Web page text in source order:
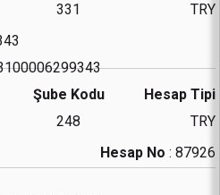
331
TRY
Şube Kodu
248
Hesap Tipi
TRY
Hesap No : 87926